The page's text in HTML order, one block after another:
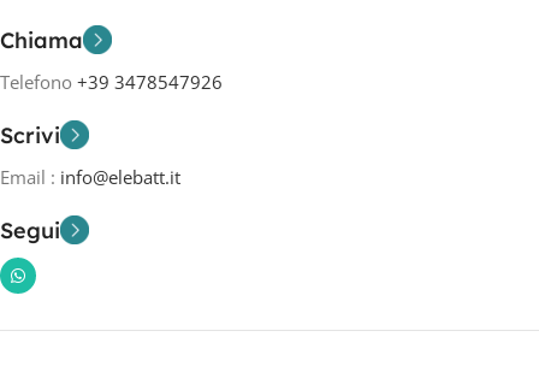
Chiama
Telefono +39 3478547926
Scrivi
Email : info@elebatt.it
Segui